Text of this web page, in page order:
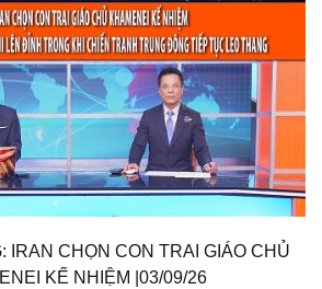
IRAN CHỌN CON TRAI GIÁO CHỦ
KẾ NHIỆM |03/09/26